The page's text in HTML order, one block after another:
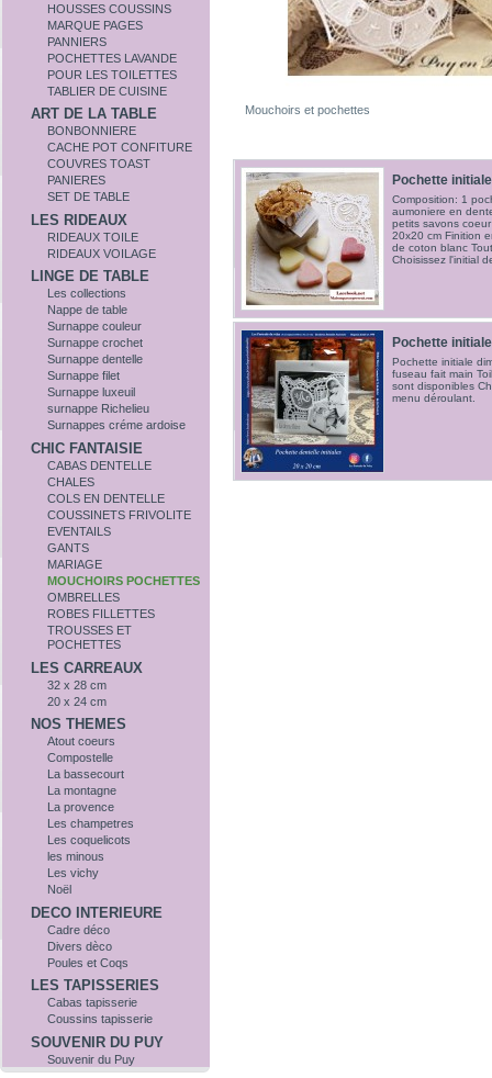
HOUSSES COUSSINS
MARQUE PAGES
PANNIERS
POCHETTES LAVANDE
POUR LES TOILETTES
TABLIER DE CUISINE
ART DE LA TABLE
BONBONNIERE
CACHE POT CONFITURE
COUVRES TOAST
PANIERES
SET DE TABLE
LES RIDEAUX
RIDEAUX TOILE
RIDEAUX VOILAGE
LINGE DE TABLE
Les collections
Nappe de table
Surnappe couleur
Surnappe crochet
Surnappe dentelle
Surnappe filet
Surnappe luxeuil
surnappe Richelieu
Surnappes créme ardoise
CHIC FANTAISIE
CABAS DENTELLE
CHALES
COLS EN DENTELLE
COUSSINETS FRIVOLITE
EVENTAILS
GANTS
MARIAGE
MOUCHOIRS POCHETTES
OMBRELLES
ROBES FILLETTES
TROUSSES ET
POCHETTES
LES CARREAUX
32 x 28 cm
20 x 24 cm
NOS THEMES
Atout coeurs
Compostelle
La bassecourt
La montagne
La provence
Les champetres
Les coquelicots
les minous
Les vichy
Noël
DECO INTERIEURE
Cadre déco
Divers dèco
Poules et Coqs
LES TAPISSERIES
Cabas tapisserie
Coussins tapisserie
SOUVENIR DU PUY
Souvenir du Puy
Mouchoirs et pochettes
Pochette initiale
Composition: 1
aumoniere en
petits savons
20x20 cm Finition
de coton blanc
Choisissez l'initial
Pochette initiale
Pochette initiale
fuseau fait main
sont disponibles
menu déroulant.